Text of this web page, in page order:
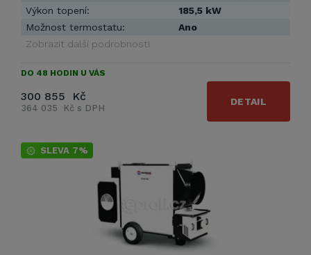
Výkon topení:
185,5 kW
Možnost termostatu:
Ano
Zobrazit další podrobnosti
DO 48 HODIN U VÁS
300 855 Kč
364 035 Kč s DPH
DETAIL
SLEVA 7%